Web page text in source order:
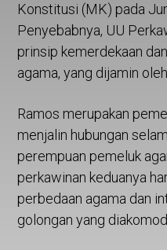
Konstitusi (MK) pada
Penyebabnya, UU
prinsip kemerdekaan
agama, yang dijamin
Ramos merupakan
menjalin hubungan
perempuan pemeluk
perkawinan keduanya
perbedaan agama dan
golongan yang